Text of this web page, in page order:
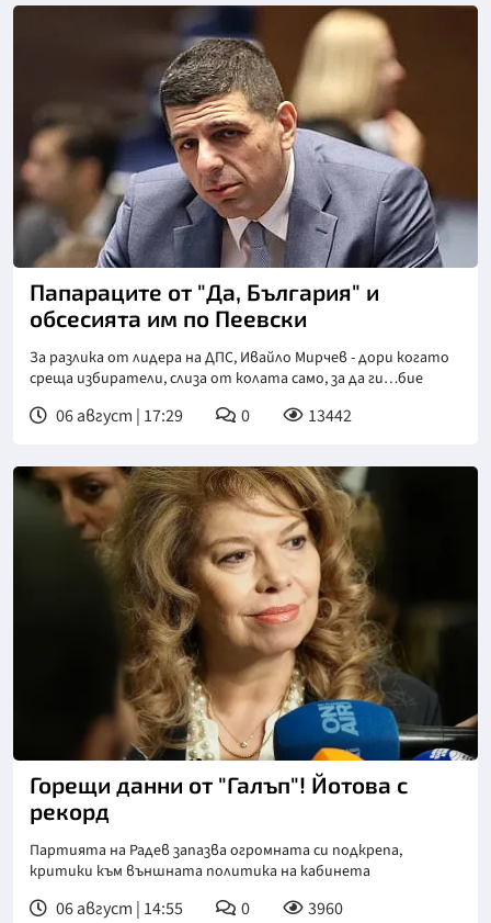
Папараците от "Да, България" и
обсесията им по Пеевски
За разлика от лидера на ДПС, Ивайло Мирчев - дори когато
среща избиратели, слиза от колата само, за да ги…бие
06 август | 17:29 0 13442
Снимка: БГНЕС
Горещи данни от "Галъп"! Йотова с
рекорд
Партията на Радев запазва огромната си подкрепа,
критики към външната политика на кабинета
06 август | 14:55 0 3960